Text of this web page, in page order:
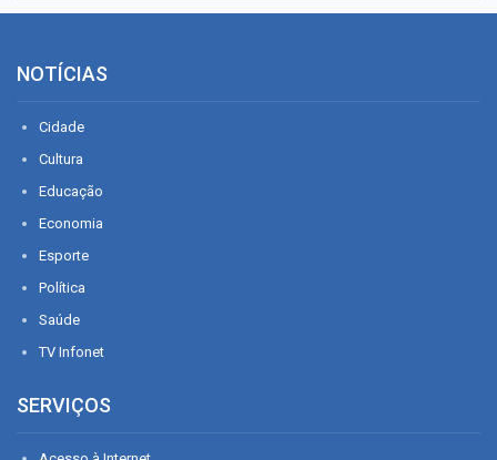
NOTÍCIAS
Cidade
Cultura
Educação
Economia
Esporte
Política
Saúde
TV Infonet
SERVIÇOS